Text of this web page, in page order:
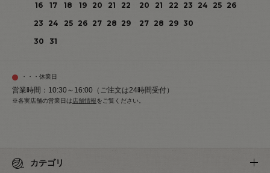
16
17 18 19 20 21
22
23
24 25 26 27 28 29
30
31
20
21 22 23 24 25
26
27 28 29 30
・・・休業日
営業時間：10:30～16:00（ご注文は24時間受付）
※各実店舗の営業日は 店舗情報をご覧ください。
カテゴリ